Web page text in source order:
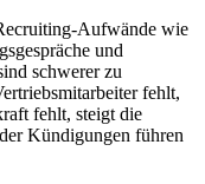
Aufwände wie
und
schwerer zu
fehlt,
fehlt, steigt die
Kündigungen führen